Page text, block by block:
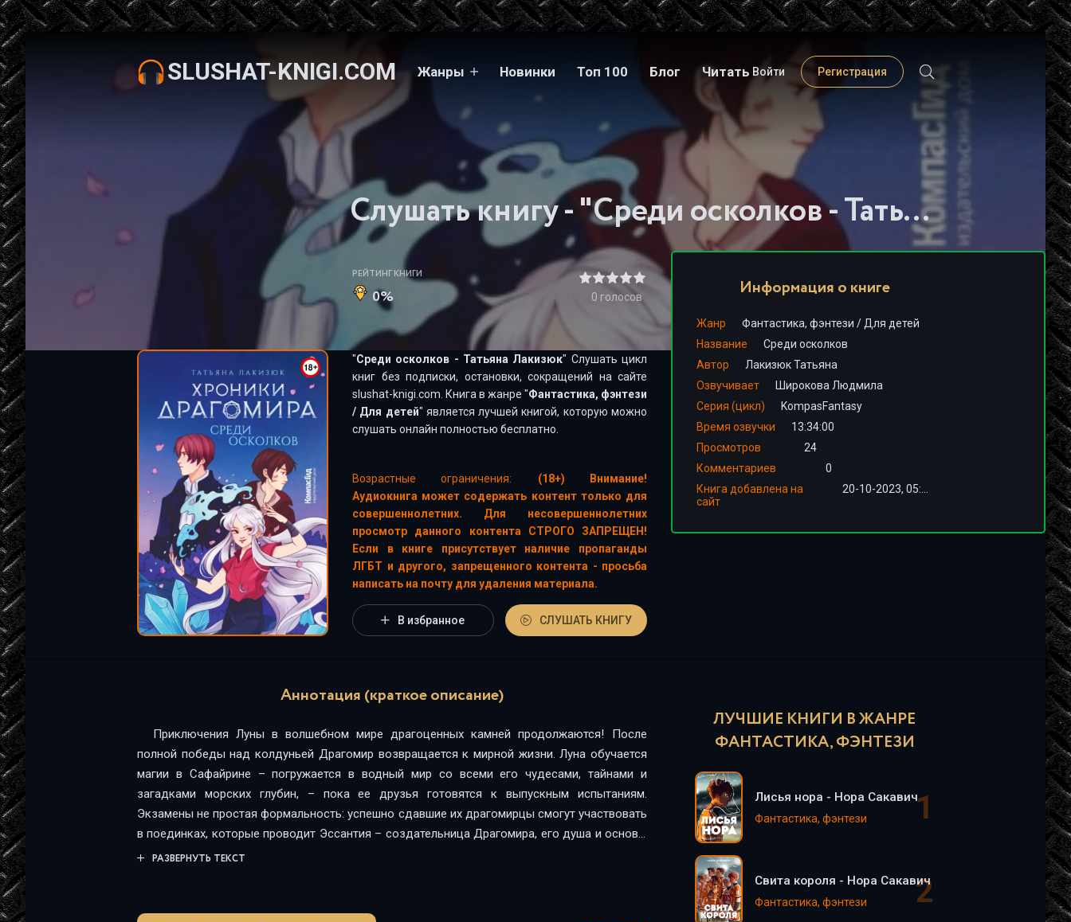
SLUSHAT-KNIGI.COM Жанры Новинки Топ 100 Блог Читать Войти Регистрация
Слушать книгу - "Среди осколков - Татьяна Лакизюк"
РЕЙТИНГ КНИГИ
0% 0 голосов
"Среди осколков - Татьяна Лакизюк" Слушать цикл
книг без подписки, остановки, сокращений на сайте
slushat-knigi.com. Книга в жанре "Фантастика, фэнтези
/ Для детей" является лучшей книгой, которую можно
слушать онлайн полностью бесплатно.
Возрастные ограничения:
(18+) Внимание!
Аудиокнига может содержать контент только для
совершеннолетних. Для несовершеннолетних
просмотр данного контента СТРОГО ЗАПРЕЩЕН!
Если в книге присутствует наличие пропаганды
ЛГБТ и другого, запрещенного контента - просьба
написать на почту для удаления материала.
В избранное СЛУШАТЬ КНИГУ
Информация о книге
Жанр Фантастика, фэнтези / Для детей
Название
Среди осколков
Автор
Лакизюк Татьяна
Озвучивает
Широкова Людмила
Серия (цикл)
KompasFantasy
Время озвучки
13:34:00
Просмотров
24
Комментариев
0
Книга добавлена на
сайт
Аннотация (краткое описание)
Приключения Луны в волшебном мире драгоценных камней продолжаются! После
полной победы над колдуньей Драгомир возвращается к мирной жизни. Луна обучается
магии в Сафайрине – погружается в водный мир со всеми его чудесами, тайнами и
загадками морских глубин, – пока ее друзья готовятся к выпускным испытаниям.
Экзамены не простая формальность: успешно сдавшие их драгомирцы смогут участвовать
в поединках, которые проводит Эссантия – создательница Драгомира, его душа и основа.
Победителей она награждает невероятными способностями.Гиацинт, отец Аметрина и
Гиацинт так не хочет участия сына в соревнованиях Эссантии?Тем временем Луна видит
РАЗВЕРНУТЬ ТЕКСТ
ЛУЧШИЕ КНИГИ В ЖАНРЕ
ФАНТАСТИКА, ФЭНТЕЗИ
Лисья нора - Нора Сакавич
Фантастика, фэнтези
Свита короля - Нора Сакавич
Фантастика, фэнтези